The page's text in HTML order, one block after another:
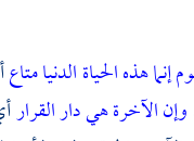
إنما هذه الحياة الدنيا متاع
وإن الآخرة هي دار القرار